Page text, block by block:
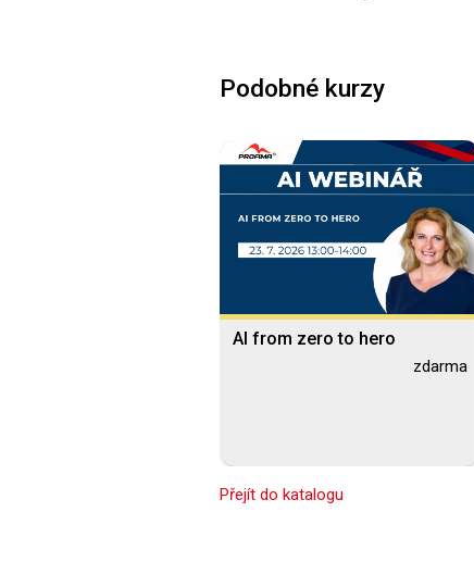
Podobné kurzy
AI from zero to hero
zdarma
Přejít do katalogu